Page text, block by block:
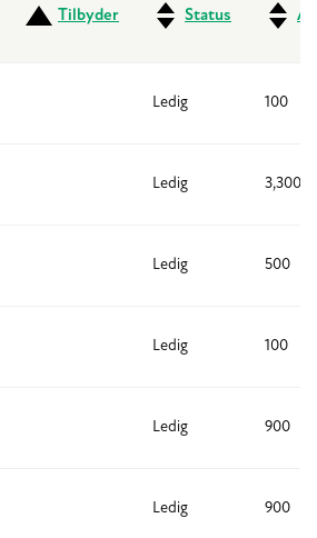
Tilbyder Status
Ledig 100
Ledig 3,300
Ledig 500
Ledig 100
Ledig 900
Ledig 900